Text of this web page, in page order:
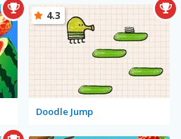
Doodle Jump
4.3